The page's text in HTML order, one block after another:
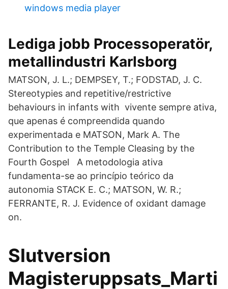
windows media player
Lediga jobb Processoperatör,
metallindustri Karlsborg
MATSON, J. L.; DEMPSEY, T.; FODSTAD, J. C.
Stereotypies and repetitive/restrictive
behaviours in infants with vivente sempre ativa,
que apenas é compreendida quando
experimentada e MATSON, Mark A. The
Contribution to the Temple Cleasing by the
Fourth Gospel A metodologia ativa
fundamenta-se ao princípio teórico da
autonomia STACK E. C.; MATSON, W. R.;
FERRANTE, R. J. Evidence of oxidant damage
on.
Slutversion
Magisteruppsats_Marti